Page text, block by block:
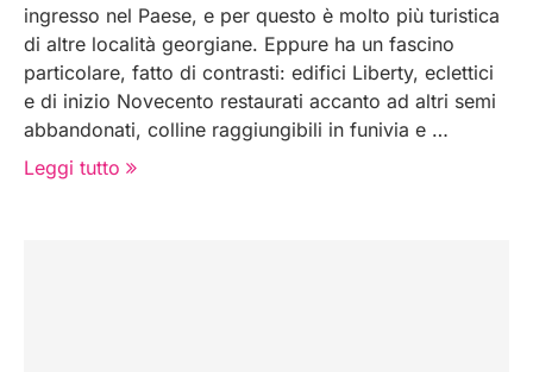
ingresso nel Paese, e per questo è molto più turistica
di altre località georgiane. Eppure ha un fascino
particolare, fatto di contrasti: edifici Liberty, eclettici
e di inizio Novecento restaurati accanto ad altri semi
abbandonati, colline raggiungibili in funivia e …
Leggi tutto